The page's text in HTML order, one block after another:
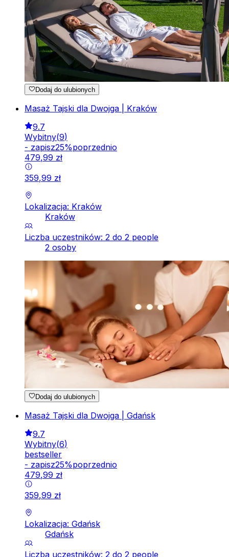
Dodaj do ulubionych
Masaż Tajski dla Dwojga | Kraków
9.7
Wybitny(9)
- zapisz25%poprzednio
479,99 zł
359,99 zł
Lokalizacja: Kraków
Kraków
Liczba uczestników: 2 do 2 people
2 osoby
Dodaj do ulubionych
Masaż Tajski dla Dwojga | Gdańsk
9.7
Wybitny(6)
bestseller
- zapisz25%poprzednio
479,99 zł
359,99 zł
Lokalizacja: Gdańsk
Gdańsk
Liczba uczestników: 2 do 2 people